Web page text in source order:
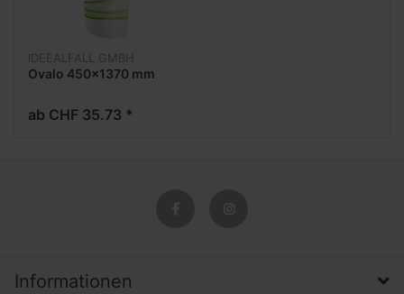
IDEEALFALL GMBH
Ovalo 450x1370 mm
ab CHF 35.73 *
Informationen